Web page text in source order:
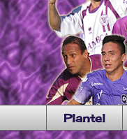
Plantel